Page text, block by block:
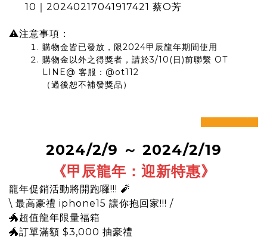
10｜20240217041917421 蔡O芳
⚠注意事項：
購物金皆已發放，限2024甲辰龍年期間使用
購物金以外之得獎者，請於3/10(日)前聯繫 OT
LINE@ 客服：@ot112
（過後恕不補發獎品）
prev next
2024/2/9 ～ 2024/2/19
《甲辰龍年：迎新特惠》
龍年促銷活動將開跑囉!!! 🧨
\ 最高豪禮 iphone15 讓你抱回家!!! /
🐲超值龍年限量福箱
🐲訂單滿額 $3,000 抽豪禮